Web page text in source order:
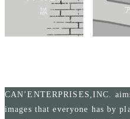
談
CAN’ENTERPRISES,INC.
images that everyone has by